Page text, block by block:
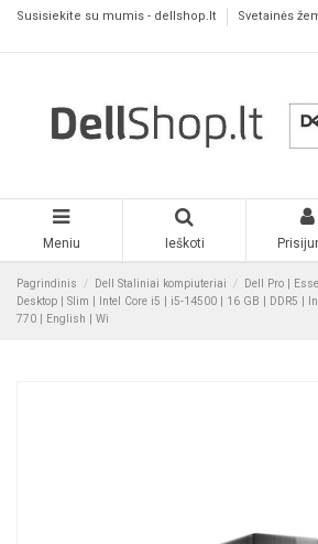
Susisiekite su mumis - dellshop.lt Svetainės
Meniu Ieškoti
Pagrindinis Dell Staliniai kompiuteriai
Dell Pro |
Desktop | Slim | Intel Core i5 | i5-14500 | 16 GB | DDR5 |
770 | English | Wi